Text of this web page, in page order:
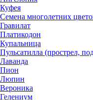
Куфея
Семена многолетних
Гравилат
Платикодон
Купальница
Пульсатилла (прострел,
Лаванда
Пион
Люпин
Вероника
Гелениум